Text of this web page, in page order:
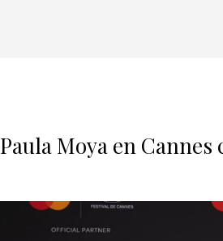
Paula Moya en